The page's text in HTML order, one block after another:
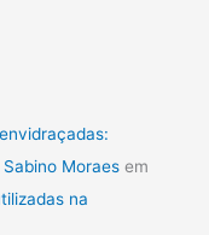
Moraes em
na